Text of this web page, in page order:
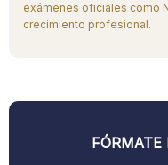
exámenes oficiales como
crecimiento profesional.
FÓRMATE